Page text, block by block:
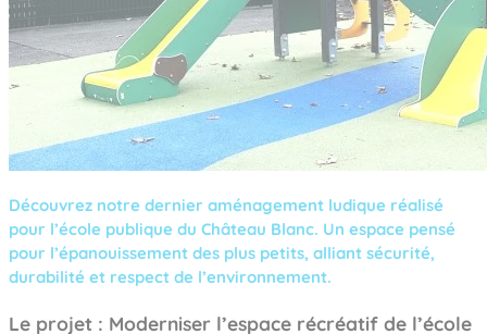
Notre entreprise
Notre équipe
Nous rejoindre
Nos univers
Parcours de santé
Stadium Arena
Street workout
Surfpark
Équipements sportifs
Mobilier urbain
Accessoires ludiques
Nos clients
Collectivités
Établissements scolaires
Architectes, Paysagistes-concepteurs
Camping et résidences de vacances
Notre expertise
Des aires intergénérationnelles de
L’éco-conception de nos jeux
La végétalisation des cours d’école
Nos matériaux
Nos fonctions ludiques & sportives
Réalisations
Contact
Les questions fréquentes
Catalogues
Découvrez notre dernier aménagement ludique réalisé
pour l’école publique du Château Blanc. Un espace pensé
pour l’épanouissement des plus petits, alliant sécurité,
durabilité et respect de l’environnement.
Le projet : Moderniser l’espace récréatif de l’école